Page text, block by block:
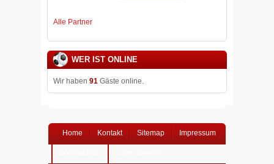
Alle Partner
WER IST ONLINE
Wir haben 91 Gäste online.
Home Kontakt Sitemap Impressum